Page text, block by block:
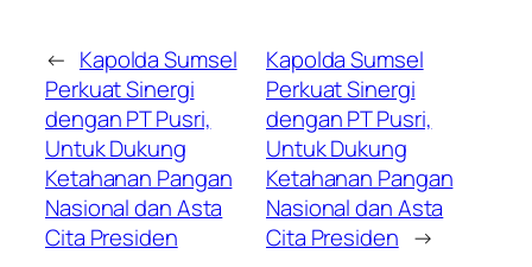
← Kapolda Sumsel
Perkuat Sinergi
dengan PT Pusri,
Untuk Dukung
Ketahanan Pangan
Nasional dan Asta
Cita Presiden
Kapolda Sumsel
Perkuat Sinergi
dengan PT Pusri,
Untuk Dukung
Ketahanan Pangan
Nasional dan Asta
Cita Presiden →